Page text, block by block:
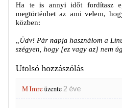
Ha te is annyi időt fordítasz
megtörténhet az ami velem,
közben:
„Üdv! Pár napja használom a
szégyen, hogy [ez vagy az] nem
Utolsó hozzászólás
M Imreüzente 2 éve